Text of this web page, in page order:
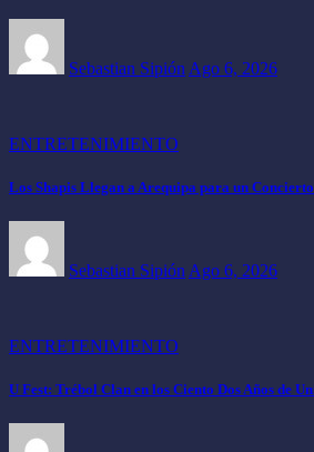
Sebastian Sipión Ago 6, 2026
ENTRETENIMIENTO
Los Shapis Llegan a Arequipa para un
Sebastian Sipión Ago 6, 2026
ENTRETENIMIENTO
U Fest: Trébol Clan en los Ciento Dos Años de